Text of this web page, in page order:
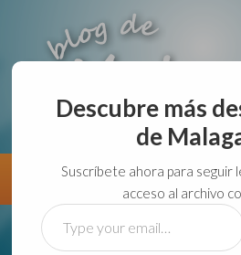
aunque lo haga de
Información Directorio
Descubre más
de
Suscríbete ahora para seguir
acceso al archivo
Type
your